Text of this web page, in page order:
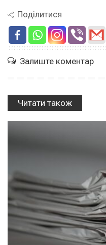
Поділитися
Залиште коментар
Читати також